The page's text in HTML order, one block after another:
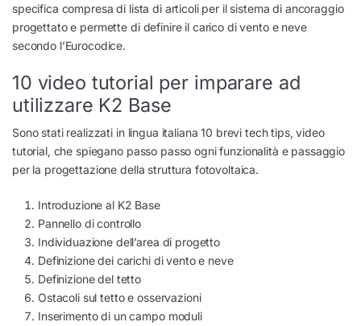
specifica compresa di lista di articoli per il sistema di ancoraggio
progettato e permette di definire il carico di vento e neve
secondo l’Eurocodice.
10 video tutorial per imparare ad
utilizzare K2 Base
Sono stati realizzati in lingua italiana 10 brevi tech tips, video
tutorial, che spiegano passo passo ogni funzionalità e passaggio
per la progettazione della struttura fotovoltaica.
Introduzione al K2 Base
Pannello di controllo
Individuazione dell’area di progetto
Definizione dei carichi di vento e neve
Definizione del tetto
Ostacoli sul tetto e osservazioni
Inserimento di un campo moduli